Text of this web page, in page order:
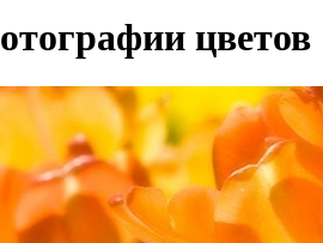
цветов